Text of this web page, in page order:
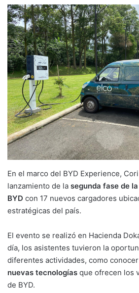
En el marco del BYD Experience,
lanzamiento de la segunda fase de
BYD con 17 nuevos cargadores
estratégicas del país.
El evento se realizó en Hacienda
día, los asistentes tuvieron la
diferentes actividades, como
nuevas tecnologías que ofrecen los
de BYD.